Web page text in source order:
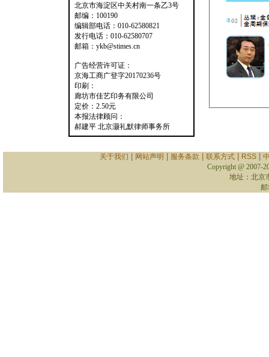
北京市海淀区中关村南一条乙3号
邮编：100190
编辑部电话：010-62580821
发行电话：010-62580707
邮箱：ykb@stimes.cn
广告经营许可证：
京海工商广登字20170236号
印刷：
廊坊市佳艺印务有限公司
定价：2.50元
本报法律顾问：
郝建平 北京灏礼默律师事务所
关于我们 网站声明 服务条款 联系方式 RSS
Copyright @ 2007-
地址：北京
邮